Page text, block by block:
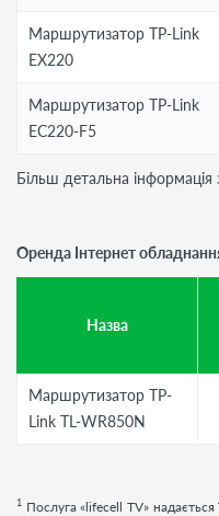
Маршрутизатор TP-Link
EX220
Маршрутизатор TP-Link
EC220-F5
Більш детальна інформація
Оренда Інтернет
Назва
Маршрутизатор TP-
Link TL-WR850N
1 Послуга «lifecell TV»